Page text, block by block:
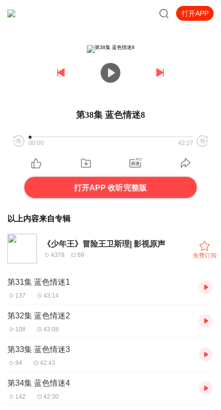
打开APP
第38集 蓝色情迷8
00:00 42:27
打开APP 收听完整版
以上内容来自专辑
《少年王》冒险王卫斯理| 影视原声
4378 69 免费订阅
第31集 蓝色情迷1
137 43:14
第32集 蓝色情迷2
108 43:08
第33集 蓝色情迷3
94 42:43
第34集 蓝色情迷4
142 42:30